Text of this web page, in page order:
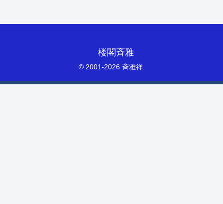
楼閣斉雅
© 2001-2026 斉雅祥.